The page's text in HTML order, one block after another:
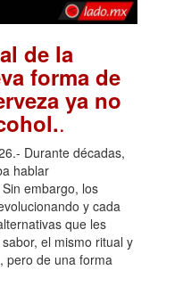
de la
forma de
ya no
.
Durante décadas,
hablar
embargo, los
y cada
que les
el mismo ritual y
pero de una forma